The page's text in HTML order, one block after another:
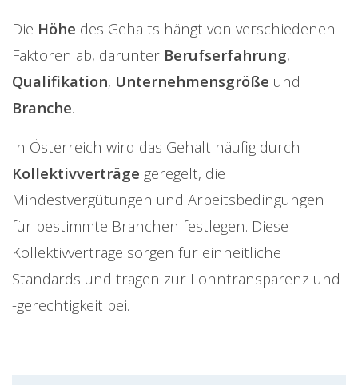
Die Höhe des Gehalts hängt von verschiedenen
Faktoren ab, darunter Berufserfahrung,
Qualifikation, Unternehmensgröße und
Branche.
In Österreich wird das Gehalt häufig durch
Kollektivverträge geregelt, die
Mindestvergütungen und Arbeitsbedingungen
für bestimmte Branchen festlegen. Diese
Kollektivverträge sorgen für einheitliche
Standards und tragen zur Lohntransparenz und
-gerechtigkeit bei.